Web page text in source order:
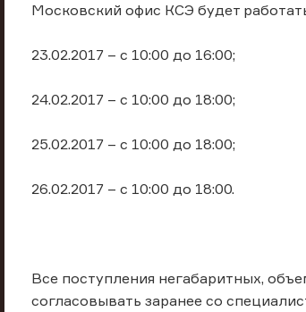
Московский офис КСЭ будет
23.02.2017 – с 10:00 до 16:00;
24.02.2017 – с 10:00 до 18:00;
25.02.2017 – с 10:00 до 18:00;
26.02.2017 – с 10:00 до 18:00.
Все поступления негабаритных,
согласовывать заранее со